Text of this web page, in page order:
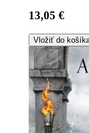
13,05 €
Vložiť do